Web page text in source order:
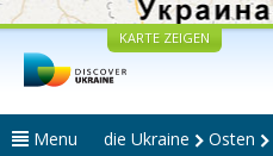
KARTE ZEIGEN
Menu die Ukraine Osten